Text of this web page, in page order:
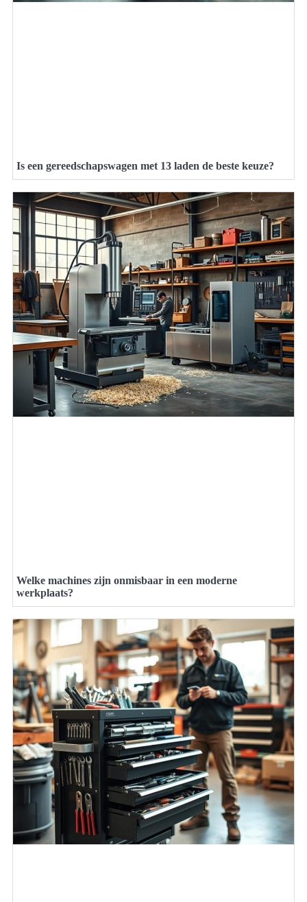
Is een gereedschapswagen met 13 laden de beste keuze?
Welke machines zijn onmisbaar in een moderne
werkplaats?